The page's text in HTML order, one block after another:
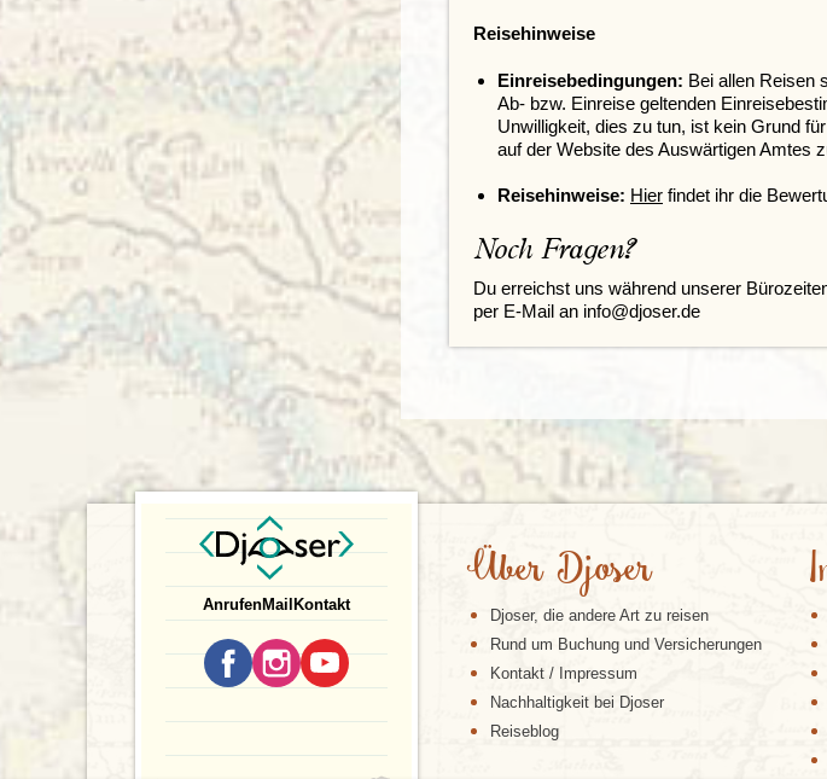
Reisehinweise
Einreisebedingungen: Bei allen Reisen
Ab- bzw. Einreise geltenden
Unwilligkeit, dies zu tun, ist kein Grund
auf der Website des Auswärtigen Amtes
Reisehinweise: Hier findet ihr die
Noch Fragen?
Du erreichst uns während unserer
per E-Mail an info@djoser.de
AnrufenMail Kontakt
Über Djoser
Djoser, die andere Art zu reisen
Rund um Buchung und Versicherungen
Kontakt / Impressum
Nachhaltigkeit bei Djoser
Reiseblog